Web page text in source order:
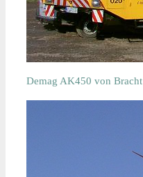
Demag AK450 von Bracht